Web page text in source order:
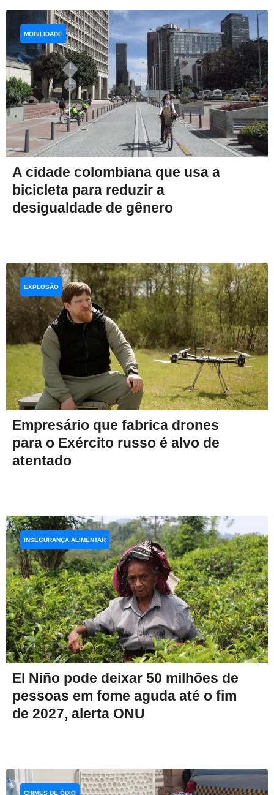
A cidade colombiana que usa a
bicicleta para reduzir a
desigualdade de gênero
MOBILIDADE
Empresário que fabrica drones
para o Exército russo é alvo de
atentado
EXPLOSÃO
El Niño pode deixar 50 milhões de
pessoas em fome aguda até o fim
de 2027, alerta ONU
INSEGURANÇA ALIMENTAR
CRIMES DE ÓDIO